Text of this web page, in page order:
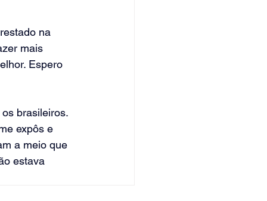
na
mais
Espero
brasileiros.
expôs e
a meio que
estava